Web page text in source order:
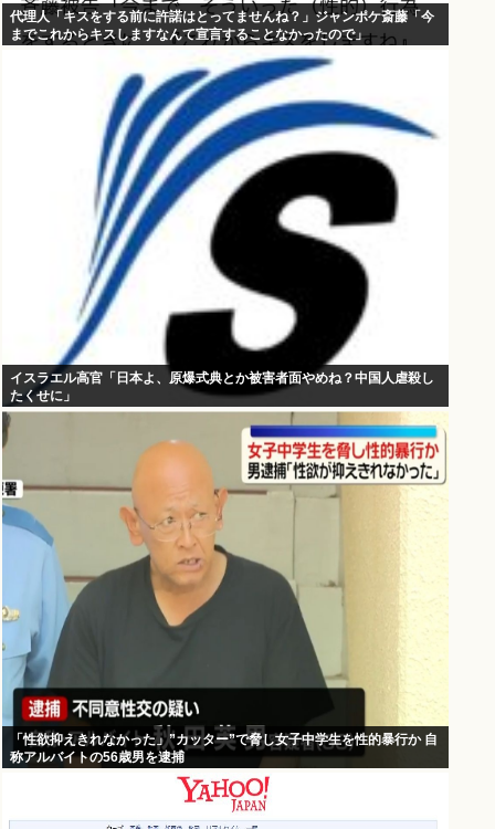
代理人「キスをする前に許諾はとってませんね？」ジャンポケ斎藤「今
までこれからキスしますなんて宣言することなかったので」
イスラエル高官「日本よ、原爆式典とか被害者面やめね？中国人虐殺し
たくせに」
「性欲抑えきれなかった」”カッター”で脅し女子中学生を性的暴行か 自
称アルバイトの56歳男を逮捕